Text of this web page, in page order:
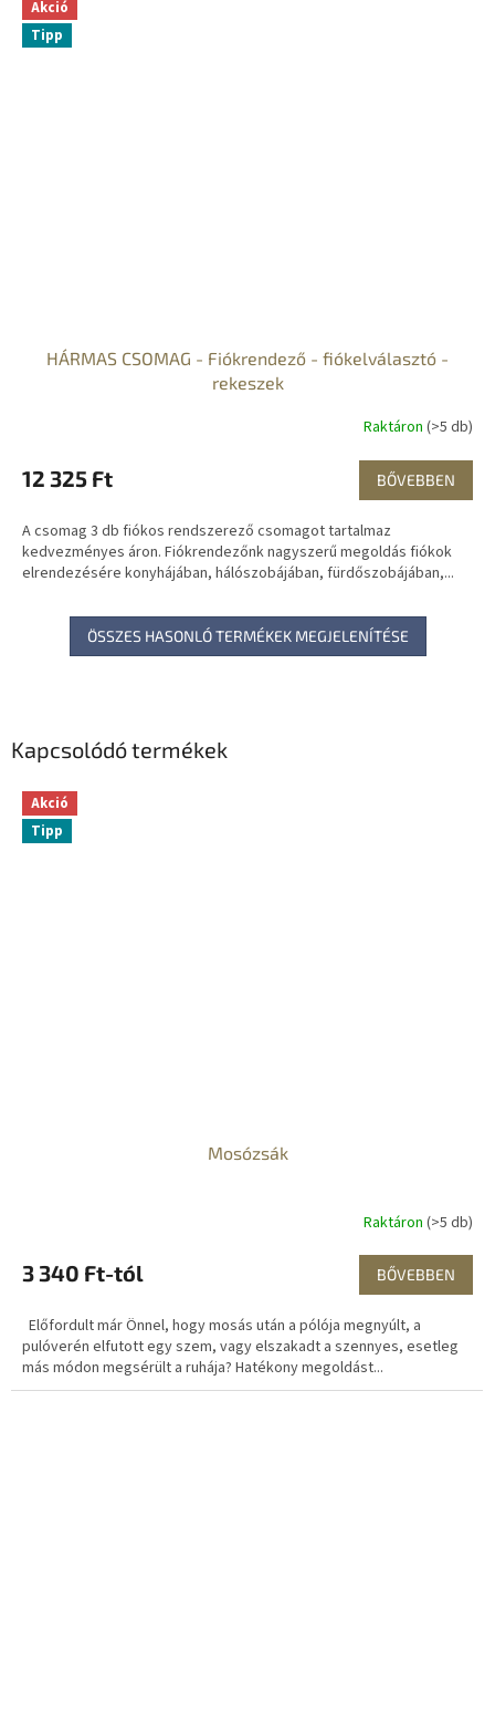
Kapcsolódó termékek
Akció
Tipp
Mosózsák
Raktáron (>5 db)
3 340 Ft-tól BŐVEBBEN
Előfordult már Önnel, hogy mosás után a pólója megnyúlt, a
pulóverén elfutott egy szem, vagy elszakadt a szennyes, esetleg
más módon megsérült a ruhája? Hatékony megoldást...
Akció
Tipp
HÁRMAS CSOMAG - Fiókrendező - fiókelválasztó -
rekeszek
Raktáron (>5 db)
12 325 Ft BŐVEBBEN
A csomag 3 db fiókos rendszerező csomagot tartalmaz
kedvezményes áron. Fiókrendezőnk nagyszerű megoldás fiókok
elrendezésére konyhájában, hálószobájában, fürdőszobájában,...
ÖSSZES HASONLÓ TERMÉKEK MEGJELENÍTÉSE